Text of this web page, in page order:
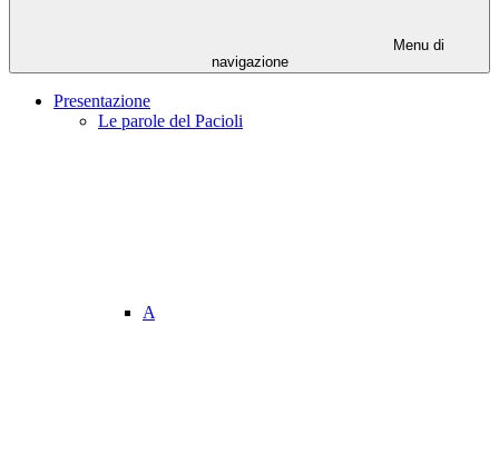
Menu di
navigazione
Presentazione
Le parole del Pacioli
A